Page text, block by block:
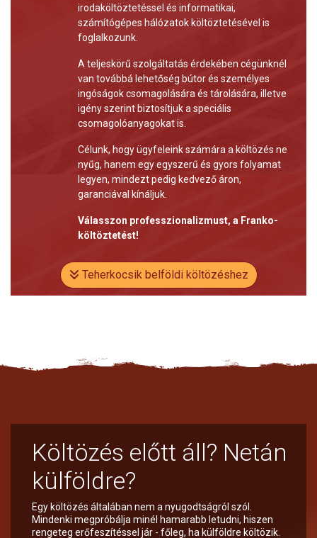
irodaköltöztetéssel és informatikai,
számítógépes hálózatok költöztetésével is
foglalkozunk.
A teljeskörű szolgáltatás érdekében cégünknél
van továbbá lehetőség bútor és személyes
ingóságok csomagolására és tárolására, illetve
igény szerint biztosítjuk a speciális
csomagolóanyagokat is.
Célunk, hogy ügyfeleink számára a költözés ne
nyűg, hanem egy egyszerű és gyors folyamat
legyen, mindezt pedig kedvező áron,
garanciával kínáljuk.
Válasszon professzionalizmust, a Franko-
költöztetést!
Teherkocsik belföldi költözéshez
Költözés előtt áll? Netán
külföldre?
Egy költözés általában nem a nyugodtságról szól.
Mindenki megpróbálja minél hamarabb letudni, hiszen
rengeteg erőfeszítéssel jár - főleg, ha külföldre költözik.